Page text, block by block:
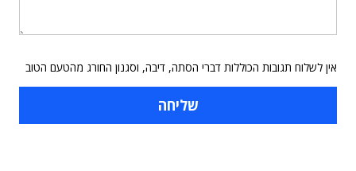
אין לשלוח תגובות הכוללות דברי הסתה, דיבה, וסגנון החורג מהטעם הטוב